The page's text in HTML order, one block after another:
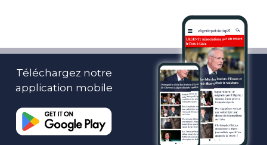
Téléchargez notre
application mobile